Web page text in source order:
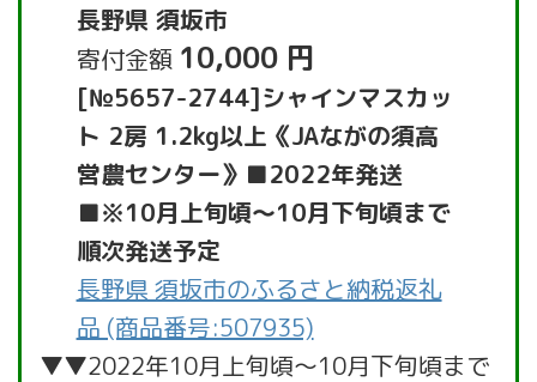
長野県 須坂市
寄付金額 10,000 円
[№5657-2744]シャインマスカッ
ト 2房 1.2kg以上《JAながの須高
営農センター》■2022年発送
■※10月上旬頃～10月下旬頃まで
順次発送予定
長野県 須坂市のふるさと納税返礼
品 (商品番号:507935)
▼▼2022年10月上旬頃～10月下旬頃まで